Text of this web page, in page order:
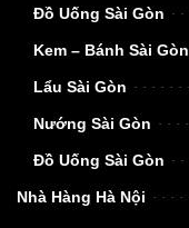
Đồ Uống Sài Gòn
Kem – Bánh Sài Gòn
Lẩu Sài Gòn
Nướng Sài Gòn
Đồ Uống Sài Gòn
Nhà Hàng Hà Nội